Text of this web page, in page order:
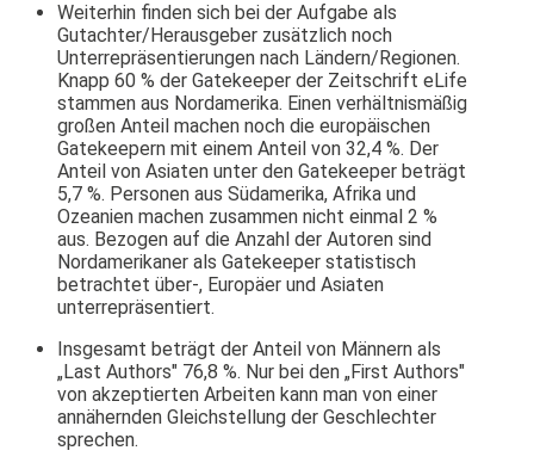
Weiterhin finden sich bei der Aufgabe als
Gutachter/Herausgeber zusätzlich noch
Unterrepräsentierungen nach Ländern/Regionen.
Knapp 60 % der Gatekeeper der Zeitschrift eLife
stammen aus Nordamerika. Einen verhältnismäßig
großen Anteil machen noch die europäischen
Gatekeepern mit einem Anteil von 32,4 %. Der
Anteil von Asiaten unter den Gatekeeper beträgt
5,7 %. Personen aus Südamerika, Afrika und
Ozeanien machen zusammen nicht einmal 2 %
aus. Bezogen auf die Anzahl der Autoren sind
Nordamerikaner als Gatekeeper statistisch
betrachtet über-, Europäer und Asiaten
unterrepräsentiert.
Insgesamt beträgt der Anteil von Männern als
„Last Authors" 76,8 %. Nur bei den „First Authors"
von akzeptierten Arbeiten kann man von einer
annähernden Gleichstellung der Geschlechter
sprechen.